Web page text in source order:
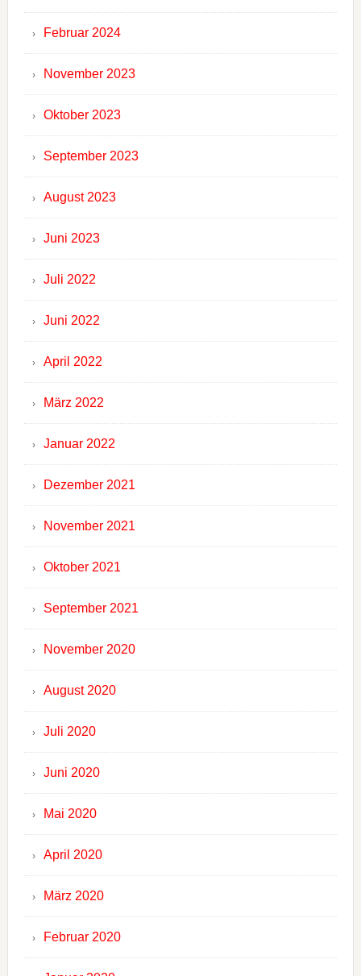
Februar 2024
November 2023
Oktober 2023
September 2023
August 2023
Juni 2023
Juli 2022
Juni 2022
April 2022
März 2022
Januar 2022
Dezember 2021
November 2021
Oktober 2021
September 2021
November 2020
August 2020
Juli 2020
Juni 2020
Mai 2020
April 2020
März 2020
Februar 2020